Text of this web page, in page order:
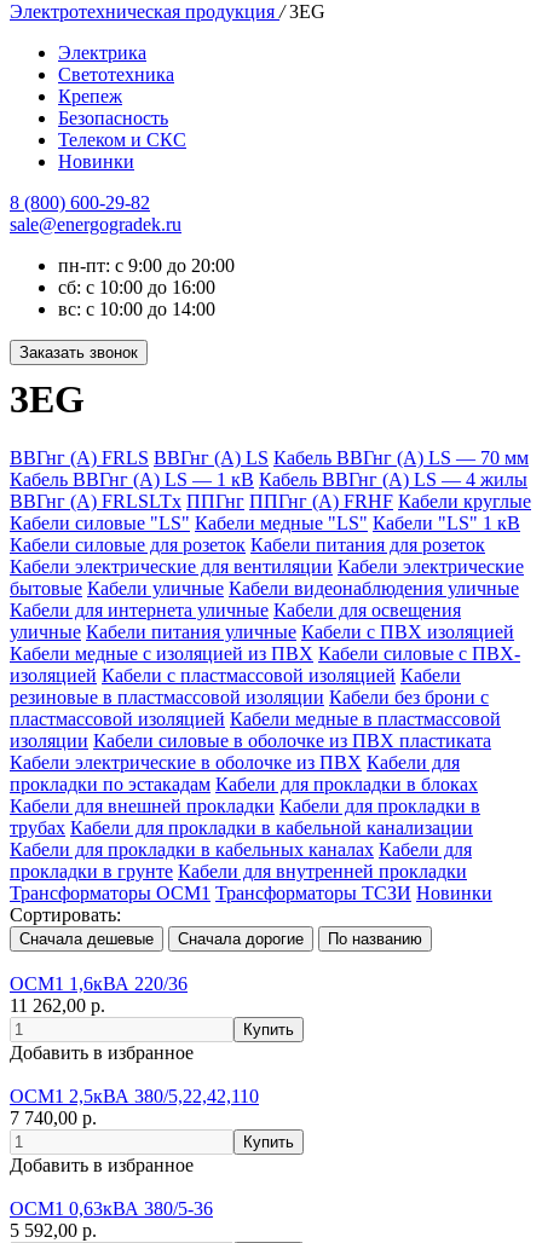
Электротехническая продукция / 3EG
Электрика
Светотехника
Крепеж
Безопасность
Телеком и СКС
Новинки
8 (800) 600-29-82
sale@energogradek.ru
пн-пт: с 9:00 до 20:00
сб: с 10:00 до 16:00
вс: с 10:00 до 14:00
3EG
ВВГнг (А) FRLS ВВГнг (А) LS Кабель ВВГнг (A) LS — 70 мм
Кабель ВВГнг (A) LS — 1 кВ Кабель ВВГнг (A) LS — 4 жилы
ВВГнг (А) FRLSLTx ППГнг ППГнг (А) FRHF Кабели круглые
Кабели силовые "LS" Кабели медные "LS" Кабели "LS" 1 кВ
Кабели силовые для розеток Кабели питания для розеток
Кабели электрические для вентиляции Кабели электрические
бытовые Кабели уличные Кабели видеонаблюдения уличные
Кабели для интернета уличные Кабели для освещения
уличные Кабели питания уличные Кабели с ПВХ изоляцией
Кабели медные с изоляцией из ПВХ Кабели силовые с ПВХ-
изоляцией Кабели с пластмассовой изоляцией Кабели
резиновые в пластмассовой изоляции Кабели без брони с
пластмассовой изоляцией Кабели медные в пластмассовой
изоляции Кабели силовые в оболочке из ПВХ пластиката
Кабели электрические в оболочке из ПВХ Кабели для
прокладки по эстакадам Кабели для прокладки в блоках
Кабели для внешней прокладки Кабели для прокладки в
трубах Кабели для прокладки в кабельной канализации
Кабели для прокладки в кабельных каналах Кабели для
прокладки в грунте Кабели для внутренней прокладки
Трансформаторы ОСМ1 Трансформаторы ТСЗИ Новинки
Сортировать:
ОСМ1 1,6кВА 220/36
11 262,00 р.
Добавить в избранное
ОСМ1 2,5кВА 380/5,22,42,110
7 740,00 р.
Добавить в избранное
ОСМ1 0,63кВА 380/5-36
5 592,00 р.